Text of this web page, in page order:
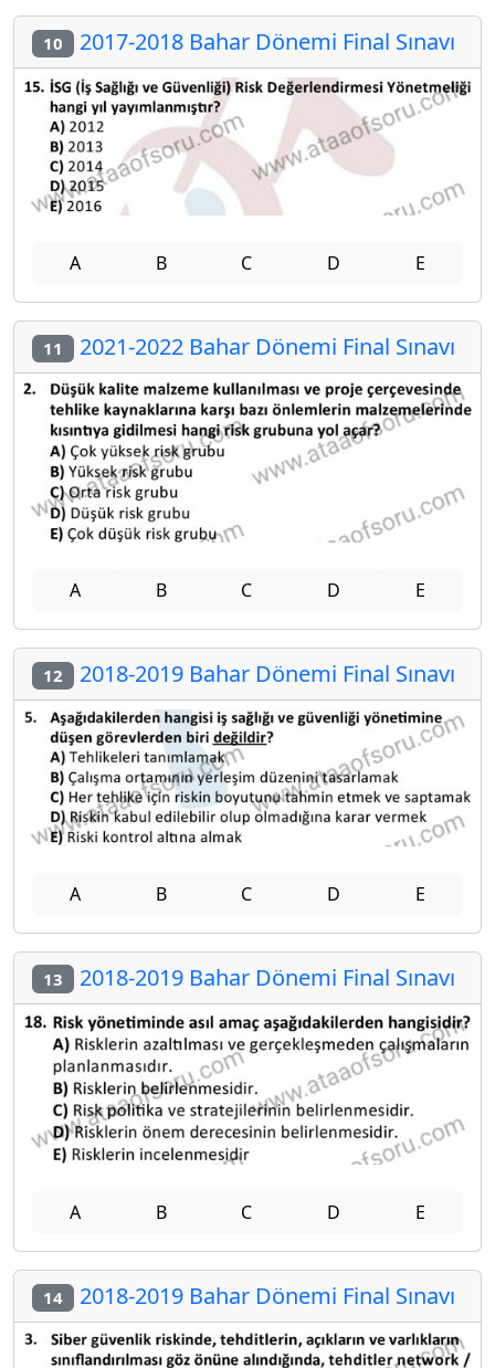
10 2017-2018 Bahar Dönemi Final Sınavı
A B C D E
11 2021-2022 Bahar Dönemi Final Sınavı
A B C D E
12 2018-2019 Bahar Dönemi Final Sınavı
A B C D E
13 2018-2019 Bahar Dönemi Final Sınavı
A B C D E
14 2018-2019 Bahar Dönemi Final Sınavı